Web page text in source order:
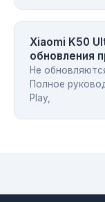
Xiaomi K50
обновления
Не
Полное
Play,